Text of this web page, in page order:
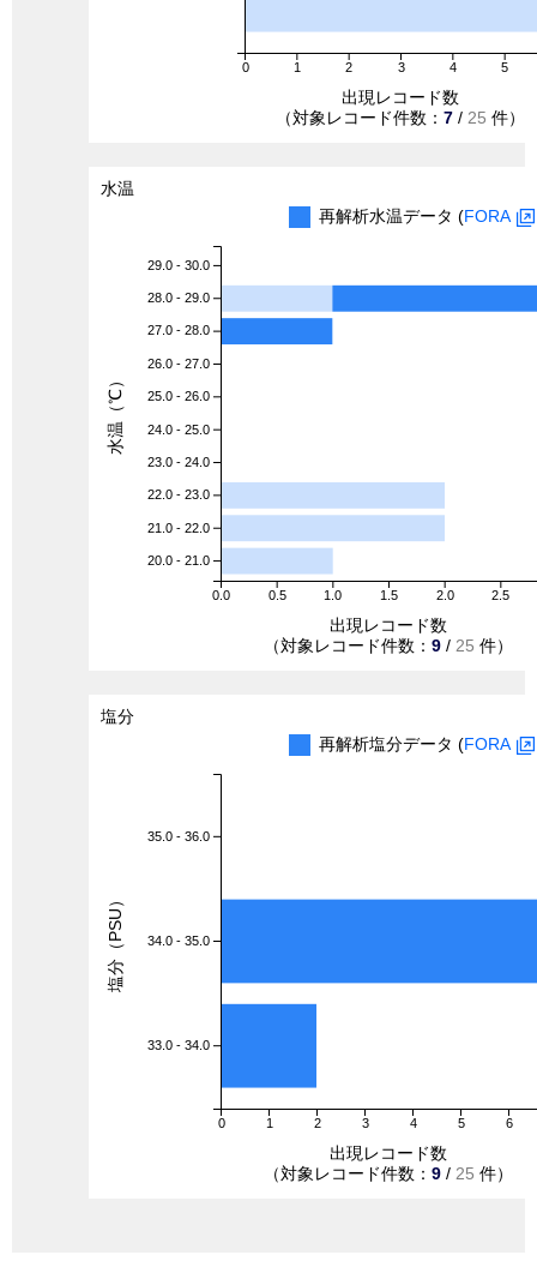
0 1 2 3 4 5
出現レコード数
（対象レコード件数： 7 / 25 件）
水温
再解析水温データ (FORA
0.0 0.5 1.0 1.5 2.0 2.5
29.0 - 30.0
28.0 - 29.0
27.0 - 28.0
26.0 - 27.0
25.0 - 26.0
24.0 - 25.0
23.0 - 24.0
22.0 - 23.0
21.0 - 22.0
20.0 - 21.0
出現レコード数
（対象レコード件数： 9 / 25 件）
水温（℃）
塩分
再解析塩分データ (FORA
0 1 2 3 4 5 6
35.0 - 36.0
34.0 - 35.0
33.0 - 34.0
出現レコード数
（対象レコード件数： 9 / 25 件）
塩分（PSU）